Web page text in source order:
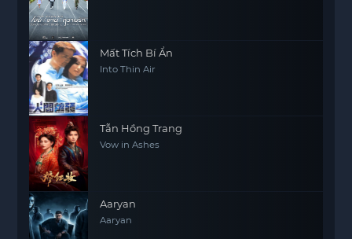
Mất Tích Bí Ẩn
Into Thin Air
Tẫn Hồng Trang
Vow in Ashes
Aaryan
Aaryan